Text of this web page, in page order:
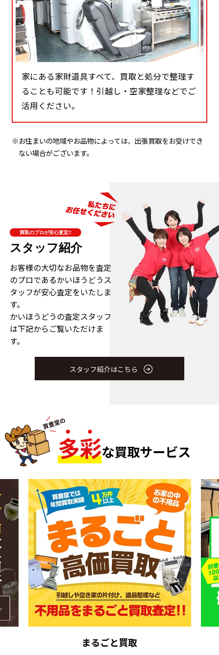
家にある家財道具すべて、買取と処分で整理す
ることも可能です！引越し・空家整理などでご
活用ください。
※お住まいの地域やお品物によっては、出張買取をお受けでき
ない場合がございます。
買取のプロが安心査定!!
スタッフ紹介
お客様の大切なお品物を査定
のプロであるかいほうどうス
タッフが安心査定をいたしま
す。
かいほうどうの査定スタッフ
は下記からご覧いただけま
す。
スタッフ紹介はこちら
多彩な買取サービス
まるごと買取